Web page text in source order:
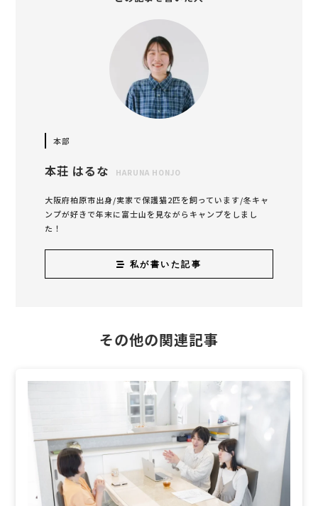
本部
本荘 はるな HARUNA HONJO
大阪府柏原市出身/実家で保護猫2匹を飼っています/冬キャ
ンプが好きで年末に富士山を見ながらキャンプをしまし
た！
私が書いた記事
その他の関連記事